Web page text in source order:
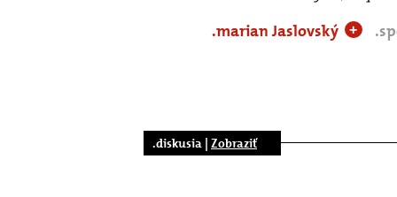
.marian Jaslovský
+
.diskusia | Zobraziť